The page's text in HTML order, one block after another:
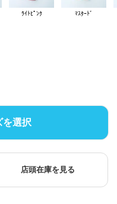
ﾗｲﾄﾋﾟﾝｸ ﾏｽﾀｰﾄﾞ
を選択
店頭在庫を見る